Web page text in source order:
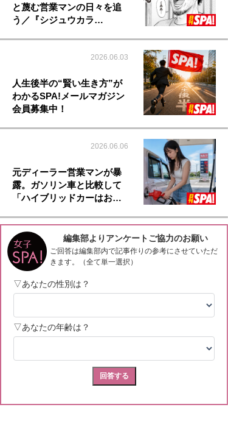
と蔑む営業マンの日々を追
う／『シジュウカラ…
2026.06.03
人生後半の“賢い生き方”が
わかるSPA!メールマガジン
会員募集中！
2026.06.06
元ディーラー営業マンが暴
露。ガソリン車と比較して
「ハイブリッドカーはお…